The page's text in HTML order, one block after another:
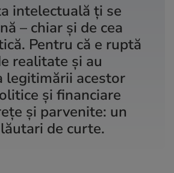
intelectuală ți se
– chiar și de cea
Pentru că e ruptă
realitate și au
legitimării acestor
și financiare
și parvenite: un
de curte.